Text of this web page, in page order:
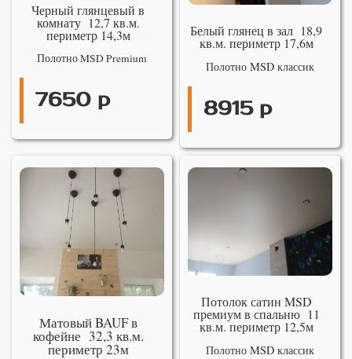
Черный глянцевый в
комнату 12,7 кв.м.
периметр 14,3м
Полотно MSD Premium
7650 р
Белый глянец в зал 18,9
кв.м. периметр 17,6м
Полотно MSD классик
8915 р
Матовый BAUF в
кофейне 32,3 кв.м.
периметр 23м
Потолок сатин MSD
премиум в спальню 11
кв.м. периметр 12,5м
Полотно MSD классик